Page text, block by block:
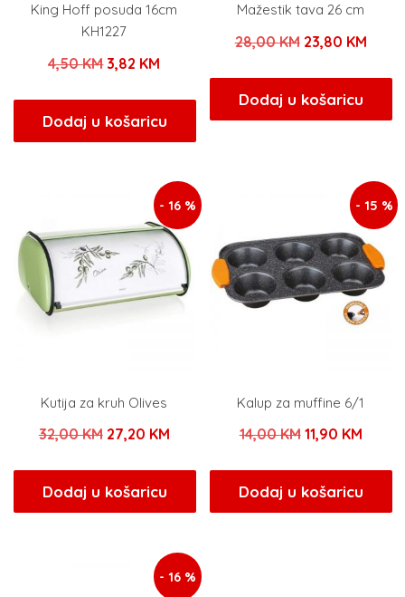
King Hoff posuda 16cm
KH1227
4,50KM Izvorna
bila
je:
3,82 KM
je:
3,82 KM.
Dodaj u košaricu
Mažestik tava 26 cm
28,00KM Izvorna
bila
je:
23,80 KM
Dodaj u košaricu
- 16 %
Kutija za kruh Olives
32,00KM Izvorna
bila
je:
27,20 KMTrenutna
27,20 KM.
Dodaj u košaricu
- 15 %
Kalup za muffine 6/1
14,00KM Izvorna
bila
je:
11,90 KM
je:
11,90
Dodaj u košaricu
- 16 %